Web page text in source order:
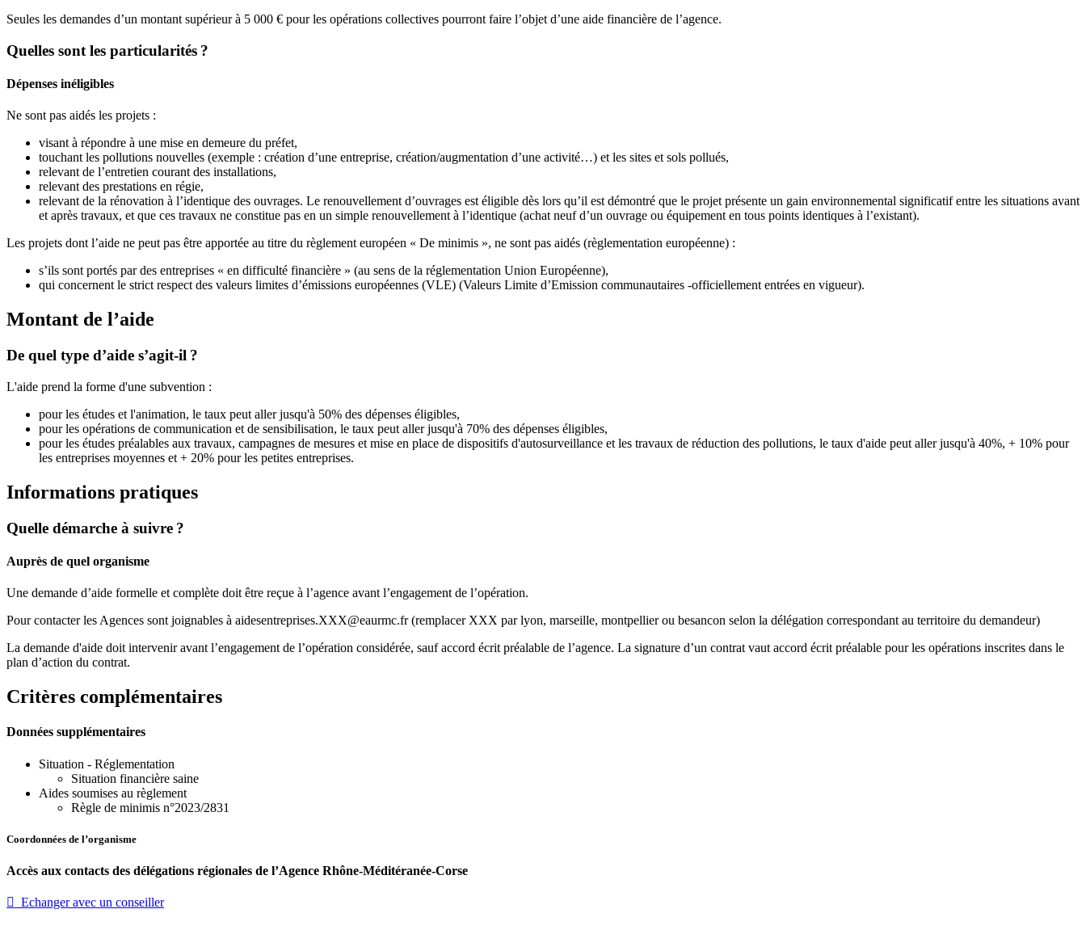
Seules les demandes d’un montant supérieur à 5 000 € pour les opérations collectives pourront faire l’objet d’une aide financière de l’agence.
Quelles sont les particularités ?
Dépenses inéligibles
Ne sont pas aidés les projets :
visant à répondre à une mise en demeure du préfet,
touchant les pollutions nouvelles (exemple : création d’une entreprise, création/augmentation d’une activité…) et les sites et sols pollués,
relevant de l’entretien courant des installations,
relevant des prestations en régie,
relevant de la rénovation à l’identique des ouvrages. Le renouvellement d’ouvrages est éligible dès lors qu’il est démontré que le projet présente un gain environnemental significatif entre les situations avant
et après travaux, et que ces travaux ne constitue pas en un simple renouvellement à l’identique (achat neuf d’un ouvrage ou équipement en tous points identiques à l’existant).
Les projets dont l’aide ne peut pas être apportée au titre du règlement européen « De minimis », ne sont pas aidés (règlementation européenne) :
s’ils sont portés par des entreprises « en difficulté financière » (au sens de la réglementation Union Européenne),
qui concernent le strict respect des valeurs limites d’émissions européennes (VLE) (Valeurs Limite d’Emission communautaires -officiellement entrées en vigueur).
Montant de l’aide
De quel type d’aide s’agit-il ?
L'aide prend la forme d'une subvention :
pour les études et l'animation, le taux peut aller jusqu'à 50% des dépenses éligibles,
pour les opérations de communication et de sensibilisation, le taux peut aller jusqu'à 70% des dépenses éligibles,
pour les études préalables aux travaux, campagnes de mesures et mise en place de dispositifs d'autosurveillance et les travaux de réduction des pollutions, le taux d'aide peut aller jusqu'à 40%, + 10% pour
les entreprises moyennes et + 20% pour les petites entreprises.
Informations pratiques
Quelle démarche à suivre ?
Auprès de quel organisme
Une demande d’aide formelle et complète doit être reçue à l’agence avant l’engagement de l’opération.
Pour contacter les Agences sont joignables à aidesentreprises.XXX@eaurmc.fr (remplacer XXX par lyon, marseille, montpellier ou besancon selon la délégation correspondant au territoire du demandeur)
La demande d'aide doit intervenir avant l’engagement de l’opération considérée, sauf accord écrit préalable de l’agence. La signature d’un contrat vaut accord écrit préalable pour les opérations inscrites dans le
plan d’action du contrat.
Critères complémentaires
Données supplémentaires
Situation - Réglementation
Situation financière saine
Aides soumises au règlement
Règle de minimis n°2023/2831
Coordonnées de l’organisme
Accès aux contacts des délégations régionales de l’Agence Rhône-Méditéranée-Corse
 Echanger avec un conseiller